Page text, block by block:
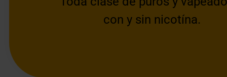
con y sin nicotína.